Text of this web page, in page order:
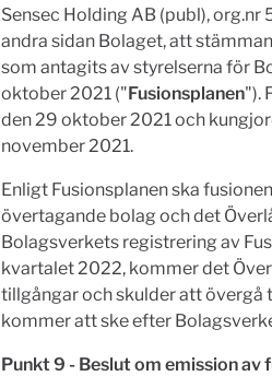
Sensec Holding AB (publ),
andra sidan Bolaget, att
som antagits av styrelserna för
oktober 2021 ("Fusionsplanen").
den 29 oktober 2021 och
november 2021.
Enligt Fusionsplanen ska
övertagande bolag och det
Bolagsverkets registrering av
kvartalet 2022, kommer det
tillgångar och skulder att övergå
kommer att ske efter
Punkt 9 - Beslut om emission av